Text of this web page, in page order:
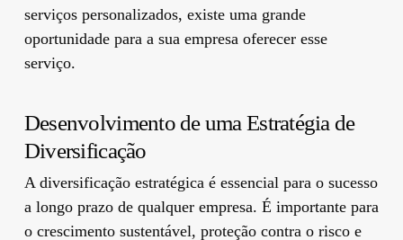
serviços personalizados, existe uma grande
oportunidade para a sua empresa oferecer esse
serviço.
Desenvolvimento de uma Estratégia de
Diversificação
A diversificação estratégica é essencial para o sucesso
a longo prazo de qualquer empresa. É importante para
o crescimento sustentável, proteção contra o risco e